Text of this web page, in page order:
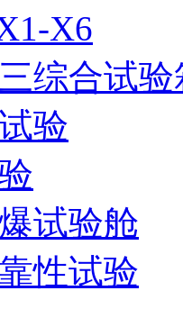
X6
综合试验
验
试验舱
性试验